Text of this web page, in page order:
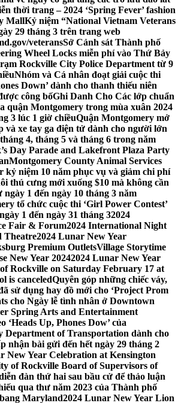
thời trang – 2024 ‘Spring Fever’ fashion
MallKỷ niệm “National Vietnam Veterans
29 tháng 3 trên trang web
veteransSở Cảnh sát Thành phố
Wheel Locks miễn phí vào Thứ Bảy
Rockville City Police Department từ 9
Nhóm và Cá nhân đoạt giải cuộc thi
Down’ dành cho thanh thiếu niên
công bốGhi Danh Cho Các lớp chuẩn
quận Montgomery trong mùa xuân 2024
3 lúc 1 giờ chiềuQuận Montgomery mở
và xe tay ga điện tử dành cho người lớn
4, tháng 5 và tháng 6 trong năm
Day Parade and Lakefront Plaza Party
Montgomery County Animal Services
kỷ niệm 10 năm phục vụ và giảm chi phí
thú cưng mới xuống $10 mà không cần
1 đến ngày 10 tháng 3 năm
tổ chức cuộc thi ‘Girl Power Contest’
1 đến ngày 31 tháng 32024
Fair & Forum2024 International Night
Theatre2024 Lunar New Year
Premium OutletsVillage Storytime
New Year 20242024 Lunar New Year
Rockville on Saturday February 17 at
is canceledQuyên góp những chiếc váy,
sử dụng hay đồ mới cho ‘Project Prom
cho Ngày lễ tình nhân ở Downtown
Spring Arts and Entertainment
‘Heads Up, Phones Dow’ của
Department of Transportation dành cho
nhận bài gửi đến hết ngày 29 tháng 2
New Year Celebration at Kensington
of Rockville Board of Supervisors of
đàn thứ hai sau bầu cử để thảo luận
qua thư năm 2023 của Thành phố
Maryland2024 Lunar New Year Lion